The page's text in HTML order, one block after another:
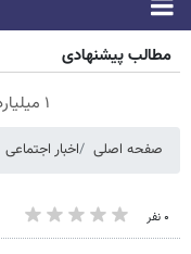
مطالب پیشنهادی
۱ میلیارد اعتبار خرید طلا | بدون ضامن و چک
صفحه اصلی اخبار اجتماعی
۰ نفر